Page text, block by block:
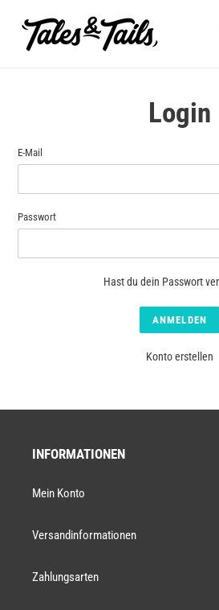
Login
E-Mail
Passwort
Hast du dein Passwort
Konto erstellen
INFORMATIONEN
Mein Konto
Versandinformationen
Zahlungsarten